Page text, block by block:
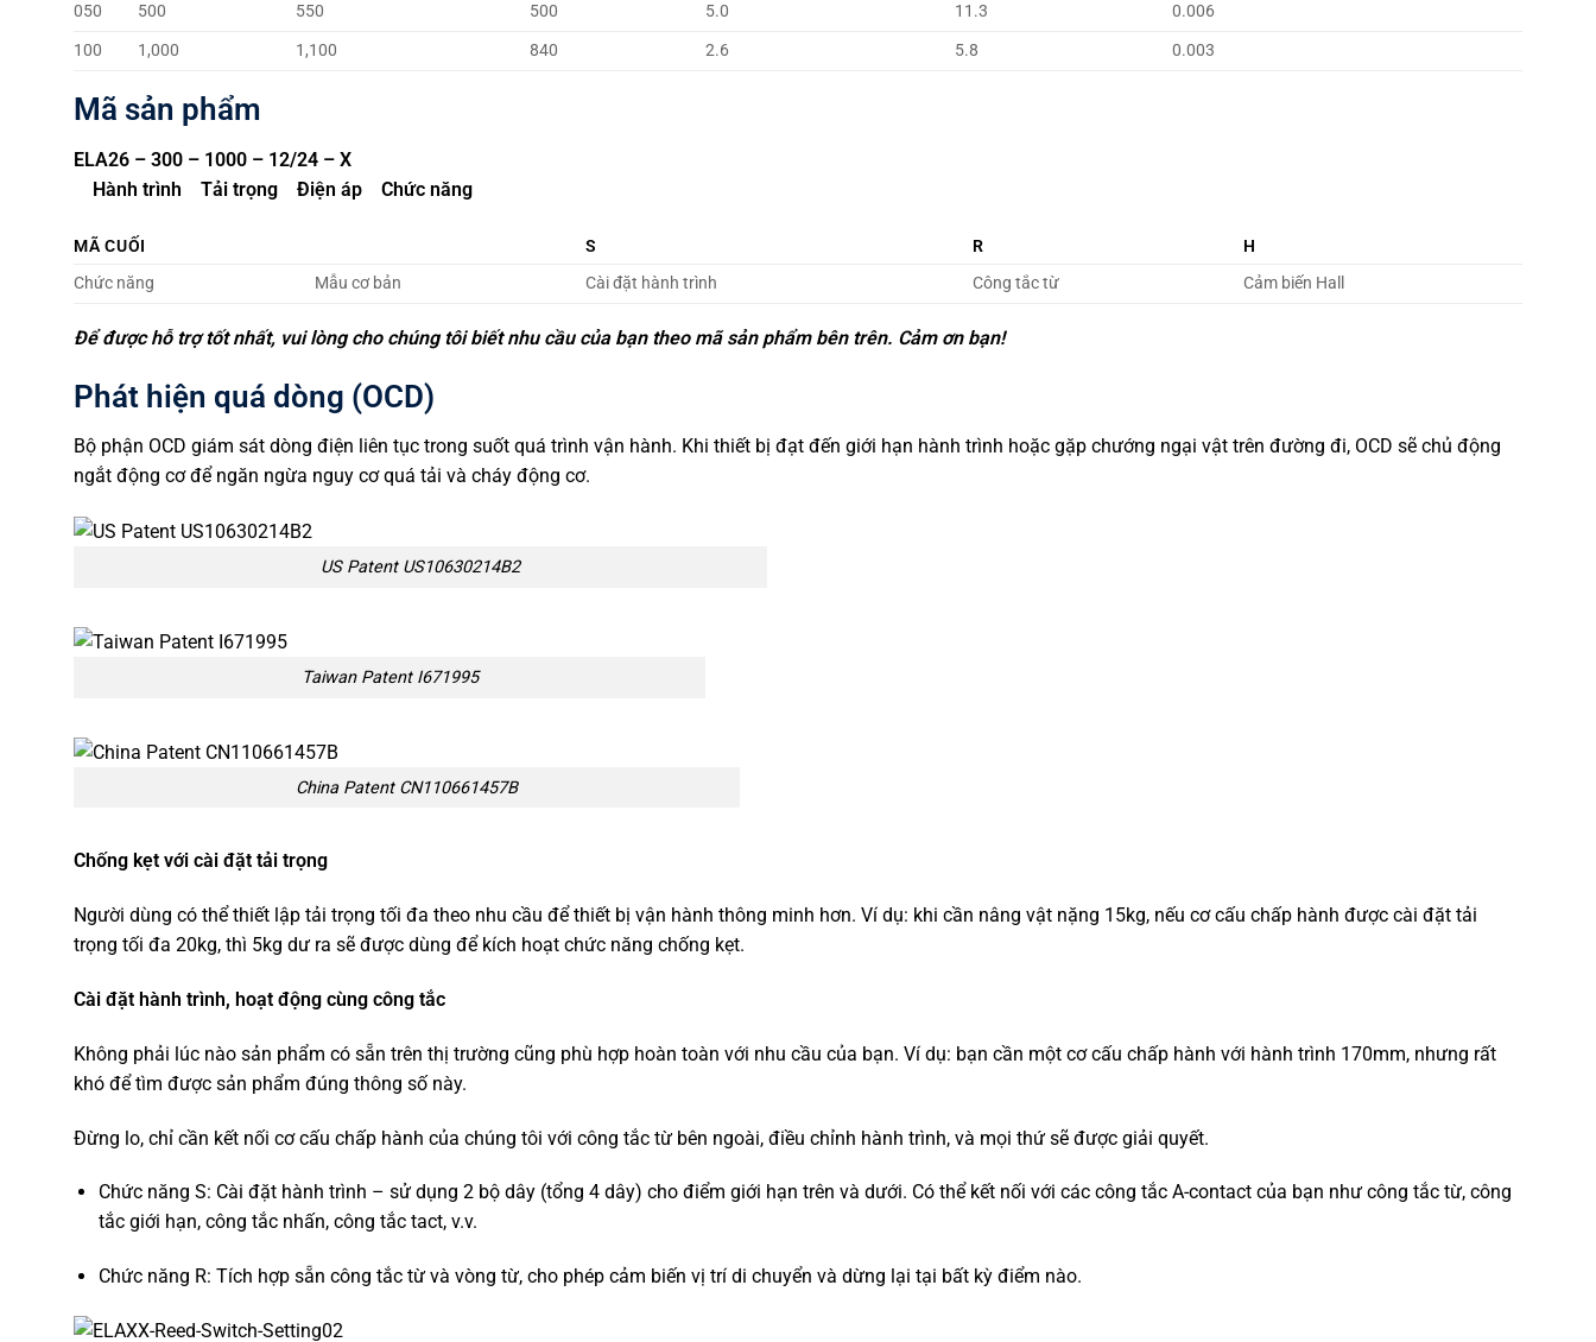
050
500 550 500 5.0 11.3
0.006
100
1,000 1,100 840 2.6 5.8 0.003
Mã sản phẩm
ELA26 – 300 – 1000 – 12/24 – X
Hành trình Tải trọng Điện áp Chức năng
MÃ CUỐI S R
H
Chức năng
Mẫu cơ bản Cài đặt hành trình Công tắc từ Cảm biến Hall
Để được hỗ trợ tốt nhất, vui lòng cho chúng tôi biết nhu cầu của bạn theo mã sản phẩm bên trên. Cảm ơn bạn!
Phát hiện quá dòng (OCD)
Bộ phận OCD giám sát dòng điện liên tục trong suốt quá trình vận hành. Khi thiết bị đạt đến giới hạn hành trình hoặc gặp chướng ngại vật trên đường đi, OCD sẽ chủ động
ngắt động cơ để ngăn ngừa nguy cơ quá tải và cháy động cơ.
US Patent US10630214B2
Taiwan Paten​t I671995
China Patent CN110661457B
Chống kẹt với cài đặt tải trọng
Người dùng có thể thiết lập tải trọng tối đa theo nhu cầu để thiết bị vận hành thông minh hơn. Ví dụ: khi cần nâng vật nặng 15kg, nếu cơ cấu chấp hành được cài đặt tải
trọng tối đa 20kg, thì 5kg dư ra sẽ được dùng để kích hoạt chức năng chống kẹt.
Cài đặt hành trình, hoạt động cùng công tắc
Không phải lúc nào sản phẩm có sẵn trên thị trường cũng phù hợp hoàn toàn với nhu cầu của bạn. Ví dụ: bạn cần một cơ cấu chấp hành với hành trình 170mm, nhưng rất
khó để tìm được sản phẩm đúng thông số này.
Đừng lo, chỉ cần kết nối cơ cấu chấp hành của chúng tôi với công tắc từ bên ngoài, điều chỉnh hành trình, và mọi thứ sẽ được giải quyết.
Chức năng S: Cài đặt hành trình – sử dụng 2 bộ dây (tổng 4 dây) cho điểm giới hạn trên và dưới. Có thể kết nối với các công tắc A-contact của bạn như công tắc từ, công
tắc giới hạn, công tắc nhấn, công tắc tact, v.v.
Chức năng R: Tích hợp sẵn công tắc từ và vòng từ, cho phép cảm biến vị trí di chuyển và dừng lại tại bất kỳ điểm nào.